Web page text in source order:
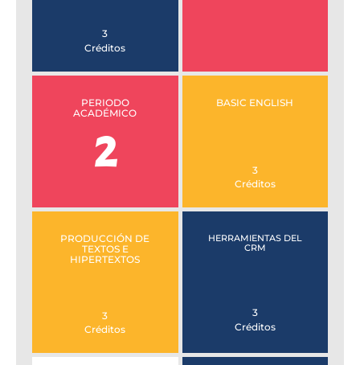
3
Créditos
PERIODO
ACADÉMICO
2
BASIC ENGLISH
3
Créditos
PRODUCCIÓN DE
TEXTOS E
HIPERTEXTOS
3
Créditos
HERRAMIENTAS DEL
CRM
3
Créditos